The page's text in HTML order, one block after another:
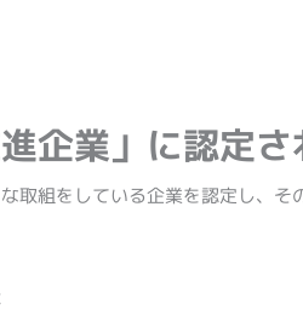
企業」に認定
取組をしている企業を認定し、そ